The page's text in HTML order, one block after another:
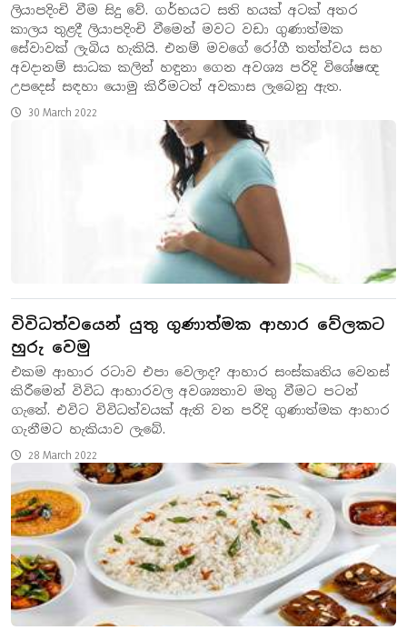
ලියාපදිංචි වීම සිදු වේ. ගර්භයට සති හයක් අටක් අතර
කාලය තුළදී ලියාපදිංචි වීමෙන් මවට වඩා ගුණාත්මක
සේවාවක් ලැබිය හැකියි. එනම් මවගේ රෝගී තත්ත්වය සහ
අවදානම් සාධක කලින් හඳුනා ගෙන අවශ්‍ය පරිදි විශේෂඥ
උපදෙස් සඳහා යොමු කිරීමටත් අවකාස ලැබෙනු ඇත.
30 March 2022
විවිධත්වයෙන් යුතු ගුණාත්මක ආහාර වේලකට
හුරු වෙමු
එකම ආහාර රටාව එපා වෙලාද? ආහාර සංස්කෘතිය වෙනස්
කිරීමෙන් විවිධ ආහාරවල අවශ්‍යතාව මතු වීමට පටන්
ගැනේ. එවිට විවිධත්වයක් ඇති වන පරිදි ගුණාත්මක ආහාර
ගැනීමට හැකියාව ලැබේ.
28 March 2022